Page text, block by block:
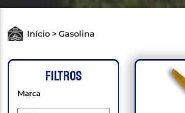
Início > Gasolina
FILTROS
Marca